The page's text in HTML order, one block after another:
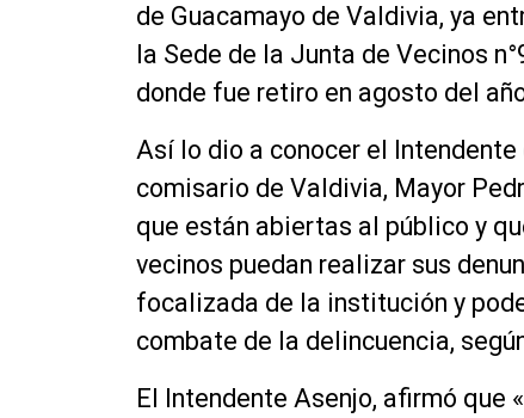
de Guacamayo de Valdivia, ya
la Sede de la Junta de Vecinos
donde fue retiro en agosto del
Así lo dio a conocer el Intendente
comisario de Valdivia, Mayor
que están abiertas al público y
vecinos puedan realizar sus
focalizada de la institución y
combate de la delincuencia,
El Intendente Asenjo, afirmó que